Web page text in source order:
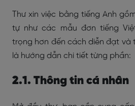
Thư xin việc bằng tiếng Anh
tự như các mẫu đơn tiếng
trọng hơn đến cách diễn đạt và
là hướng dẫn chi tiết từng phần:
2.1. Thông tin cá nhân